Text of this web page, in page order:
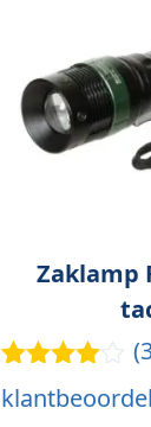
Zaklamp
Gewaard
eerd4.33
3
(